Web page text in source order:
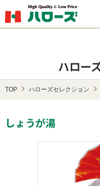
ハロー
TOP ハローズセレクション
しょうが湯